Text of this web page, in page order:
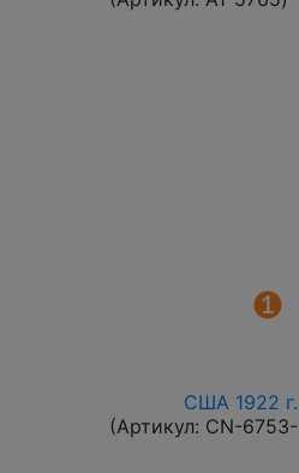
США 1922
(Артикул: CN-